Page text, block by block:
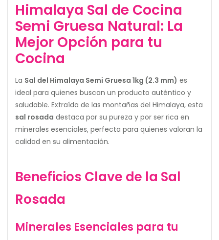
Himalaya Sal de Cocina
Semi Gruesa Natural: La
Mejor Opción para tu
Cocina
La Sal del Himalaya Semi Gruesa 1kg (2.3 mm) es
ideal para quienes buscan un producto auténtico y
saludable. Extraída de las montañas del Himalaya, esta
sal rosada destaca por su pureza y por ser rica en
minerales esenciales, perfecta para quienes valoran la
calidad en su alimentación.
Beneficios Clave de la Sal
Rosada
Minerales Esenciales para tu